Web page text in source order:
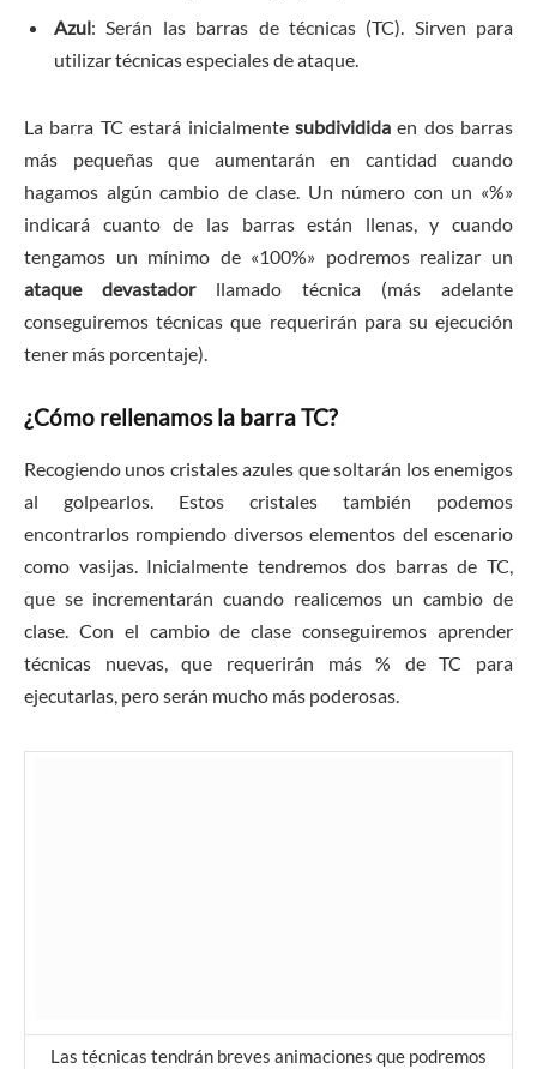
Azul: Serán las barras de técnicas (TC). Sirven para
utilizar técnicas especiales de ataque.
La barra TC estará inicialmente subdivididaen dos barras
más pequeñas que aumentarán en cantidad cuando
hagamos algún cambio de clase. Un número con un «%»
indicará cuanto de las barras están llenas, y cuando
tengamos un mínimo de «100%» podremos realizar un
ataque devastadorllamado técnica (más adelante
conseguiremos técnicas que requerirán para su ejecución
tener más porcentaje).
¿Cómo rellenamos la barra TC?
Recogiendo unos cristales azules que soltarán los enemigos
al golpearlos. Estos cristales también podemos
encontrarlos rompiendo diversos elementos del escenario
como vasijas. Inicialmente tendremos dos barras de TC,
que se incrementarán cuando realicemos un cambio de
clase. Con el cambio de clase conseguiremos aprender
técnicas nuevas, que requerirán más % de TC para
ejecutarlas, pero serán mucho más poderosas.
Las técnicas tendrán breves animaciones que podremos